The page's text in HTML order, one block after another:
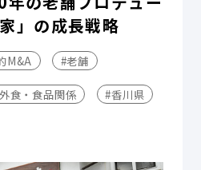
」の成長戦略
M&A #老舗
食・食品関係 #香川県